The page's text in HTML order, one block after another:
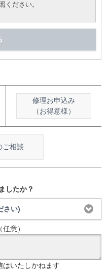
ください。
修理お申込み
（お得意様）
ご相談
したか？
さい)
意）
はいたしかねます